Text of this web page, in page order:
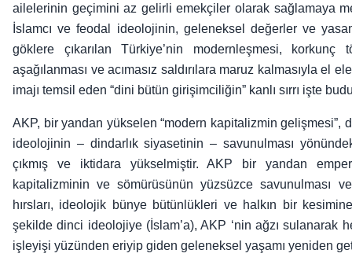
ailelerinin geçimini az gelirli emekçiler olarak sağlamaya
İslamcı ve feodal ideolojinin, geleneksel değerler ve
göklere çıkarılan Türkiye’nin modernleşmesi,
aşağılanması ve acımasız saldırılara maruz kalmasıyla el
imajı temsil eden “dini bütün girişimciliğin” kanlı sırrı işte
AKP, bir yandan yükselen “modern kapitalizmin
ideolojinin – dindarlık siyasetinin – savunulması
çıkmış ve iktidara yükselmiştir. AKP bir yandan
kapitalizminin ve sömürüsünün yüzsüzce savunulması
hırsları, ideolojik bünye bütünlükleri ve halkın bir
şekilde dinci ideolojiye (İslam’a), AKP ‘nin ağzı sulanarak
işleyişi yüzünden eriyip giden geleneksel yaşamı yeniden